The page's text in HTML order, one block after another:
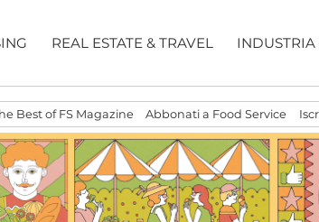
REAL ESTATE & TRAVEL INDUSTRIA
Best of FS Magazine Abbonati a Food Service